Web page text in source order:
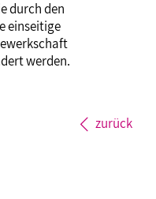
durch den
einseitige
werden.
zurück